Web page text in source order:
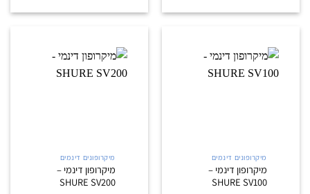
מיקרופונים דינמים
מיקרופון דינמי –
SHURE SV100
מיקרופונים דינמים
מיקרופון דינמי –
SHURE SV200